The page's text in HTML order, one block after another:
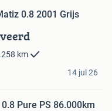
0.8 2001 Grijs
km
14 jul 26
Pure PS 86.000km